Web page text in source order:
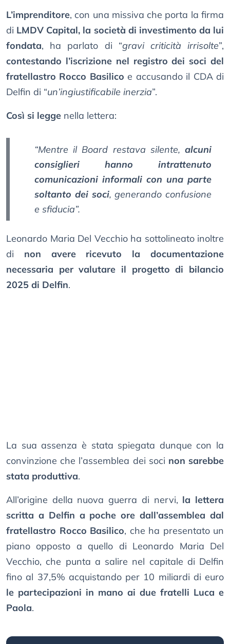
L’imprenditore, con una missiva che porta la firma
di LMDV Capital, la società di investimento da lui
fondata, ha parlato di “gravi criticità irrisolte”,
contestando l’iscrizione nel registro dei soci del
fratellastro Rocco Basilico e accusando il CDA di
Delfin di “un’ingiustificabile inerzia”.
Così si legge nella lettera:
“Mentre il Board restava silente, alcuni
consiglieri hanno intrattenuto
comunicazioni informali con una parte
soltanto dei soci, generando confusione
e sfiducia”.
Leonardo Maria Del Vecchio ha sottolineato inoltre
di non avere ricevuto la documentazione
necessaria per valutare il progetto di bilancio
2025 di Delfin.
La sua assenza è stata spiegata dunque con la
convinzione che l’assemblea dei soci non sarebbe
stata produttiva.
All’origine della nuova guerra di nervi, la lettera
scritta a Delfin a poche ore dall’assemblea dal
fratellastro Rocco Basilico, che ha presentato un
piano opposto a quello di Leonardo Maria Del
Vecchio, che punta a salire nel capitale di Delfin
fino al 37,5% acquistando per 10 miliardi di euro
le partecipazioni in mano ai due fratelli Luca e
Paola.